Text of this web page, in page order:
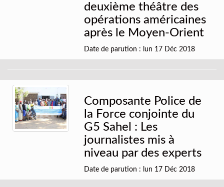
deuxième théâtre des
opérations américaines
après le Moyen-Orient
Date de parution : lun 17 Déc 2018
Composante Police de
la Force conjointe du
G5 Sahel : Les
journalistes mis à
niveau par des experts
Date de parution : lun 17 Déc 2018